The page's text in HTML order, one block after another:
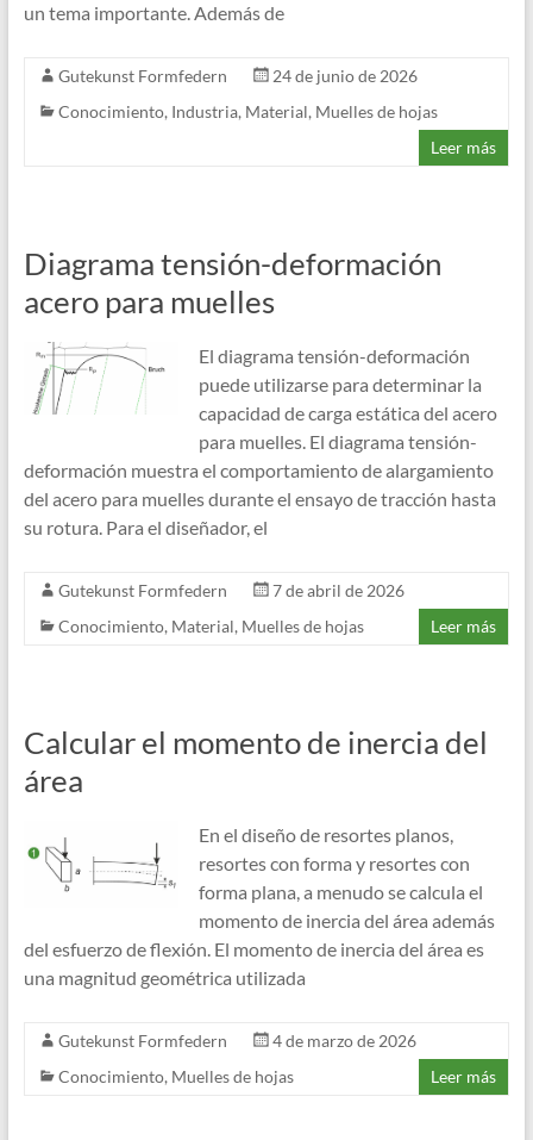
un tema importante. Además de
Gutekunst Formfedern
24 de junio de 2026
Conocimiento, Industria, Material, Muelles de hojas
Leer más
Diagrama tensión-deformación
acero para muelles
El diagrama tensión-deformación
puede utilizarse para determinar la
capacidad de carga estática del acero
para muelles. El diagrama tensión-
deformación muestra el comportamiento de alargamiento
del acero para muelles durante el ensayo de tracción hasta
su rotura. Para el diseñador, el
Gutekunst Formfedern
7 de abril de 2026
Conocimiento, Material, Muelles de hojas Leer más
Calcular el momento de inercia del
área
En el diseño de resortes planos,
resortes con forma y resortes con
forma plana, a menudo se calcula el
momento de inercia del área además
del esfuerzo de flexión. El momento de inercia del área es
una magnitud geométrica utilizada
Gutekunst Formfedern
4 de marzo de 2026
Conocimiento, Muelles de hojas Leer más